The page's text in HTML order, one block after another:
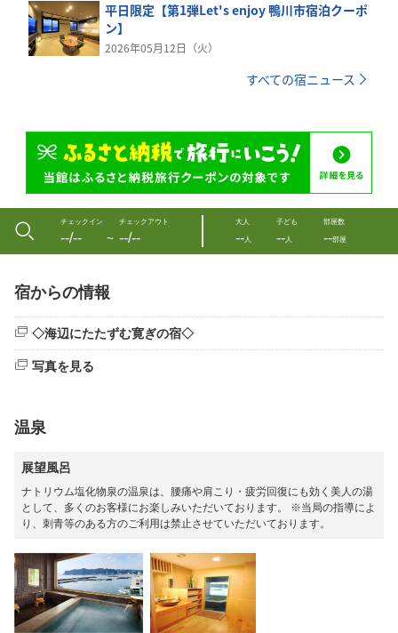
平日限定【第1弾Let's enjoy 鴨川市宿泊クーポ
ン】
2026年05月12日（火）
すべての宿ニュース
チェックイン
--/-- 〜
チェックアウト
--/--
大人
--人
子ども
--人
部屋数
--部屋
宿からの情報
◇海辺にたたずむ寛ぎの宿◇
写真を見る
温泉
展望風呂
ナトリウム塩化物泉の温泉は、腰痛や肩こり・疲労回復にも効く美人の湯
として、多くのお客様にお楽しみいただいております。 ※当局の指導によ
り、刺青等のある方のご利用は禁止させていただいております。